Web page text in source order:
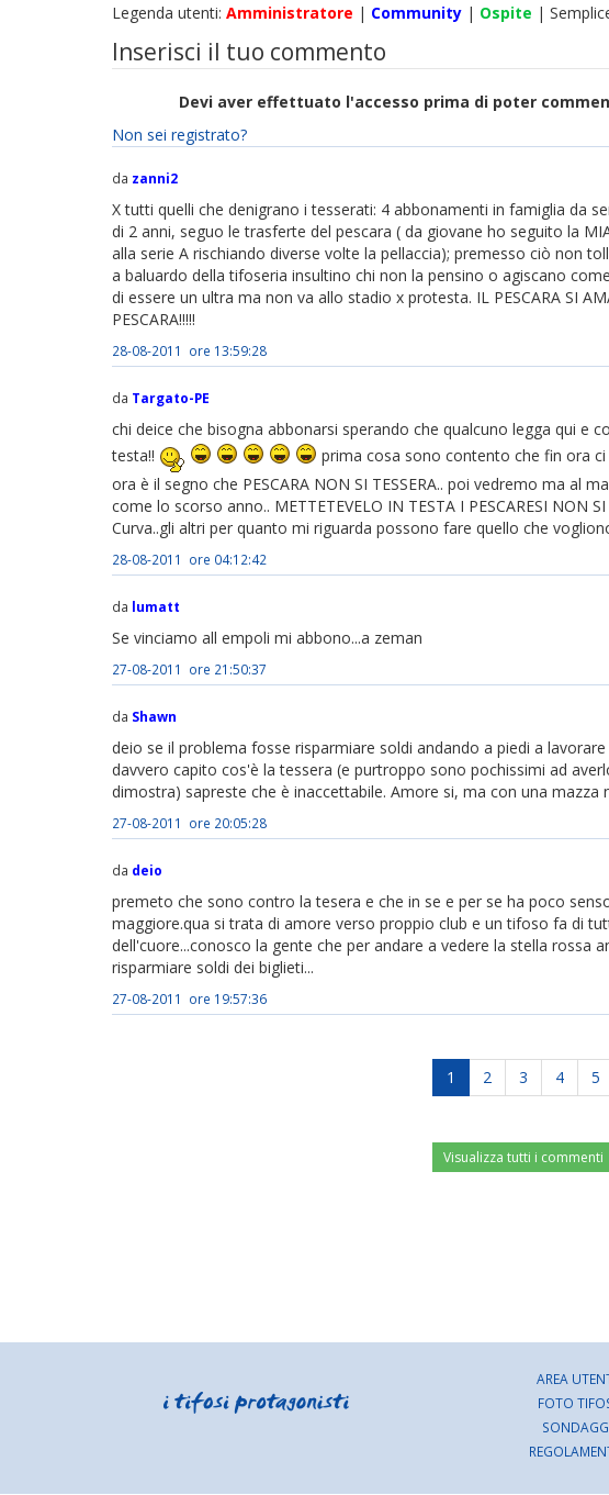
Legenda utenti: Amministratore | Community | Ospite |
Inserisci il tuo commento
Devi aver effettuato l'accesso prima di poter
Non sei registrato?
da zanni2
X tutti quelli che denigrano i tesserati: 4 abbonamenti in famiglia da
di 2 anni, seguo le trasferte del pescara ( da giovane ho seguito la
alla serie A rischiando diverse volte la pellaccia); premesso ciò non
a baluardo della tifoseria insultino chi non la pensino o agiscano
di essere un ultra ma non va allo stadio x protesta. IL PESCARA SI
PESCARA!!!!!
28-08-2011 ore 13:59:28
da Targato-PE
chi deice che bisogna abbonarsi sperando che qualcuno legga qui e
testa!!
prima cosa sono contento che fin ora
ora è il segno che PESCARA NON SI TESSERA.. poi vedremo ma al
come lo scorso anno.. METTETEVELO IN TESTA I PESCARESI NON
Curva..gli altri per quanto mi riguarda possono fare quello che
28-08-2011 ore 04:12:42
da lumatt
Se vinciamo all empoli mi abbono...a zeman
27-08-2011 ore 21:50:37
da Shawn
deio se il problema fosse risparmiare soldi andando a piedi a
davvero capito cos'è la tessera (e purtroppo sono pochissimi ad
dimostra) sapreste che è inaccettabile. Amore si, ma con una mazza
27-08-2011 ore 20:05:28
da deio
premeto che sono contro la tesera e che in se e per se ha poco
maggiore.qua si trata di amore verso proppio club e un tifoso fa di
dell'cuore...conosco la gente che per andare a vedere la stella rossa
risparmiare soldi dei biglieti...
27-08-2011 ore 19:57:36
1 2 3 4 5
Visualizza tutti i commenti
AREA
FOTO